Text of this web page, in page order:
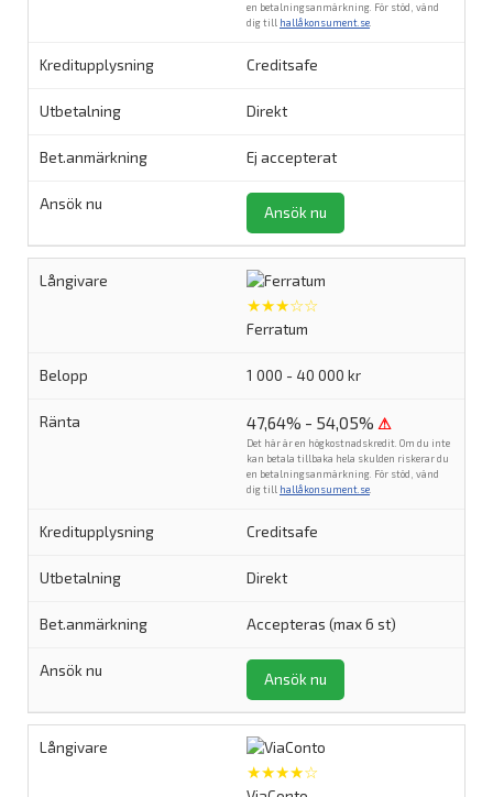
en betalningsanmärkning. För stöd, vänd
dig till hallåkonsument.se.
Creditsafe
Direkt
Ej accepterat
Ansök nu
★★★☆☆
Ferratum
1 000 - 40 000 kr
47,64% - 54,05% ⚠
Det här är en högkostnadskredit. Om du inte
kan betala tillbaka hela skulden riskerar du
en betalningsanmärkning. För stöd, vänd
dig till hallåkonsument.se.
Creditsafe
Direkt
Accepteras (max 6 st)
Ansök nu
★★★★☆